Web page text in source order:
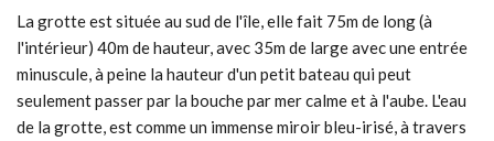
La grotte est située au sud de l'île, elle fait 75m de long (à
l'intérieur) 40m de hauteur, avec 35m de large avec une entrée
minuscule, à peine la hauteur d'un petit bateau qui peut
seulement passer par la bouche par mer calme et à l'aube. L'eau
de la grotte, est comme un immense miroir bleu-irisé, à travers